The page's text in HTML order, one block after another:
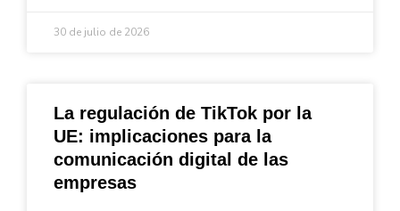
30 de julio de 2026
La regulación de TikTok por la
UE: implicaciones para la
comunicación digital de las
empresas